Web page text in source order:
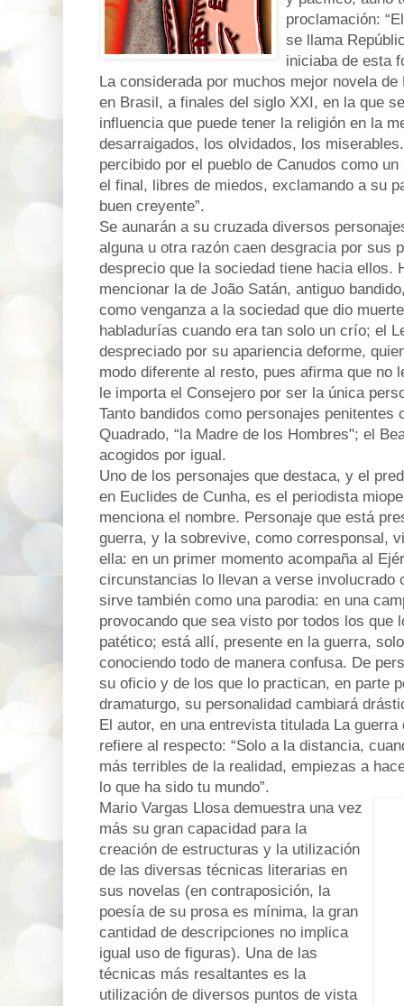
proclamación:
se llama
iniciaba de esta
La considerada por muchos mejor novela
en Brasil, a finales del siglo XXI, en la que
influencia que puede tener la religión en la
desarraigados, los olvidados, los
percibido por el pueblo de Canudos como
el final, libres de miedos, exclamando a su
buen creyente”.
Se aunarán a su cruzada diversos
alguna u otra razón caen desgracia por sus
desprecio que la sociedad tiene hacia ellos.
mencionar la de João Satán, antiguo
como venganza a la sociedad que dio
habladurías cuando era tan solo un crío; el
despreciado por su apariencia deforme,
modo diferente al resto, pues afirma que no
le importa el Consejero por ser la única
Tanto bandidos como personajes
Quadrado, “la Madre de los Hombres"; el
acogidos por igual.
Uno de los personajes que destaca, y el
en Euclides de Cunha, es el periodista
menciona el nombre. Personaje que está
guerra, y la sobrevive, como corresponsal,
ella: en un primer momento acompaña al
circunstancias lo llevan a verse involucrado
sirve también como una parodia: en una
provocando que sea visto por todos los que
patético; está allí, presente en la guerra,
conociendo todo de manera confusa. De
su oficio y de los que lo practican, en parte
dramaturgo, su personalidad cambiará
El autor, en una entrevista titulada La
refiere al respecto: “Solo a la distancia,
más terribles de la realidad, empiezas a
lo que ha sido tu mundo”.
Mario Vargas Llosa demuestra una vez
más su gran capacidad para la
creación de estructuras y la utilización
de las diversas técnicas literarias en
sus novelas (en contraposición, la
poesía de su prosa es mínima, la gran
cantidad de descripciones no implica
igual uso de figuras). Una de las
técnicas más resaltantes es la
utilización de diversos puntos de vista